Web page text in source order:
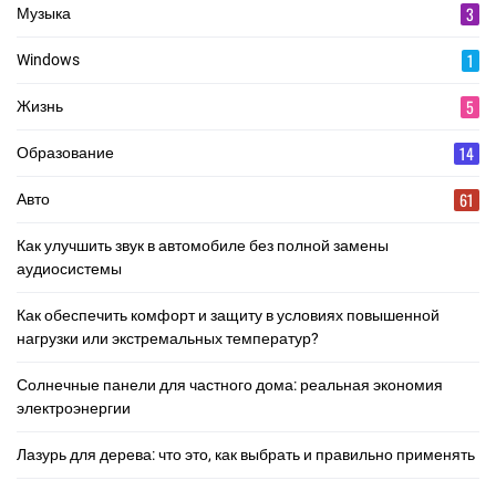
Музыка 3
Windows 1
Жизнь 5
Образование 14
Авто 61
Как улучшить звук в автомобиле без полной замены
аудиосистемы
Как обеспечить комфорт и защиту в условиях повышенной
нагрузки или экстремальных температур?
Солнечные панели для частного дома: реальная экономия
электроэнергии
Лазурь для дерева: что это, как выбрать и правильно применять